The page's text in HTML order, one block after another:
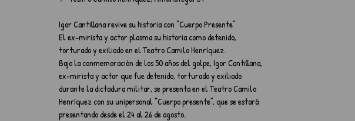
Igor Cantillana revive su historia con “Cuerpo Presente”
El ex-mirista y actor plasma su historia como detenido,
torturado y exiliado en el Teatro Camilo Henríquez.
Bajo la conmemoración de los 50 años del golpe, Igor Cantillana,
ex-mirista y actor que fue detenido, torturado y exiliado
durante la dictadura militar, se presenta en el Teatro Camilo
Henríquez con su unipersonal “Cuerpo presente”, que se estará
presentando desde el 24 al 26 de agosto.